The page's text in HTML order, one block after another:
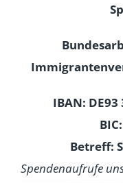
IBAN: DE93
Betreff:
Spendenaufrufe